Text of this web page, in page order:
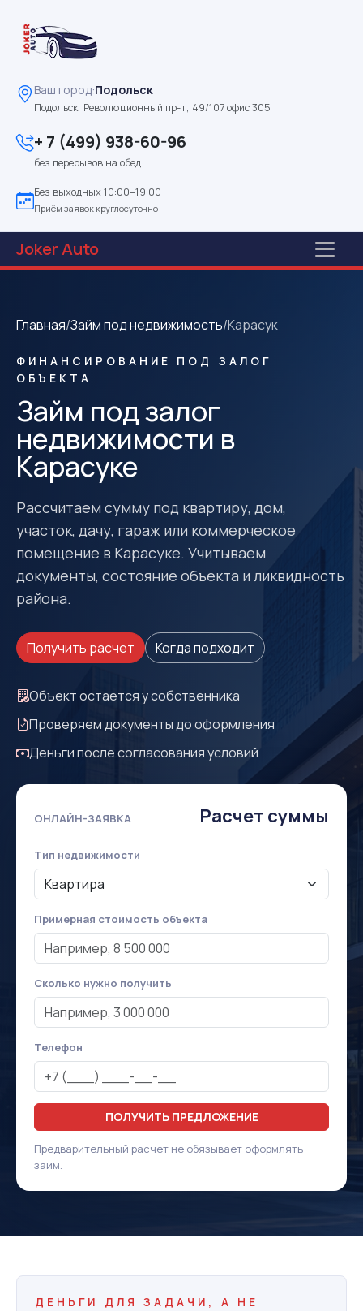
Ваш город:Подольск
Подольск, Революционный пр-т, 49/107 офис 305
+ 7 (499) 938-60-96
без перерывов на обед
Без выходных 10:00–19:00
Приём заявок круглосуточно
JokerAuto
Главная/Займ под недвижимость/Карасук
ФИНАНСИРОВАНИЕ ПОД ЗАЛОГ
ОБЪЕКТА
Займ под залог
недвижимости в
Карасуке
Рассчитаем сумму под квартиру, дом,
участок, дачу, гараж или коммерческое
помещение в Карасуке. Учитываем
документы, состояние объекта и ликвидность
района.
Получить расчет Когда подходит
Объект остается у собственника
Проверяем документы до оформления
Деньги после согласования условий
ОНЛАЙН-ЗАЯВКА Расчет суммы
Тип недвижимости
Примерная стоимость объекта
Сколько нужно получить
Телефон
ПОЛУЧИТЬ ПРЕДЛОЖЕНИЕ
Предварительный расчет не обязывает оформлять
займ.
ДЕНЬГИ ДЛЯ ЗАДАЧИ, А НЕ